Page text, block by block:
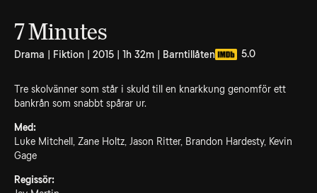
7 Minutes
Drama | Fiktion | 2015 | 1h 32m | Barntillåten 5.0
Tre skolvänner som står i skuld till en knarkkung genomför ett
bankrån som snabbt spårar ur.
Med:
Luke Mitchell, Zane Holtz, Jason Ritter, Brandon Hardesty, Kevin
Gage
Regissör: